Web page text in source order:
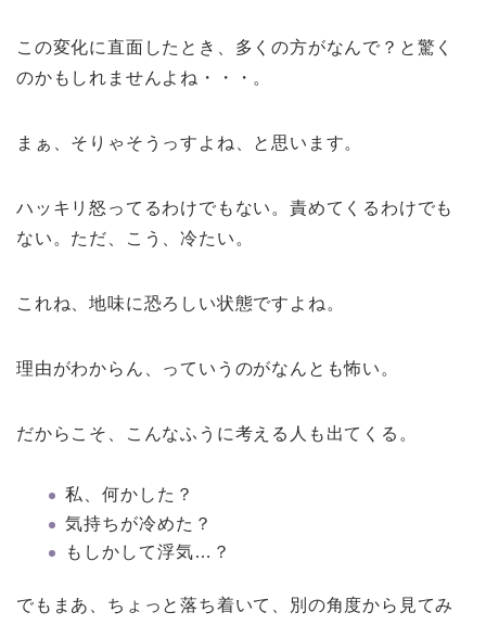
この変化に直面したとき、多くの方がなんで？と驚く
のかもしれませんよね・・・。
まぁ、そりゃそうっすよね、と思います。
ハッキリ怒ってるわけでもない。責めてくるわけでも
ない。ただ、こう、冷たい。
これね、地味に恐ろしい状態ですよね。
理由がわからん、っていうのがなんとも怖い。
だからこそ、こんなふうに考える人も出てくる。
私、何かした？
気持ちが冷めた？
もしかして浮気…？
でもまあ、ちょっと落ち着いて、別の角度から見てみ